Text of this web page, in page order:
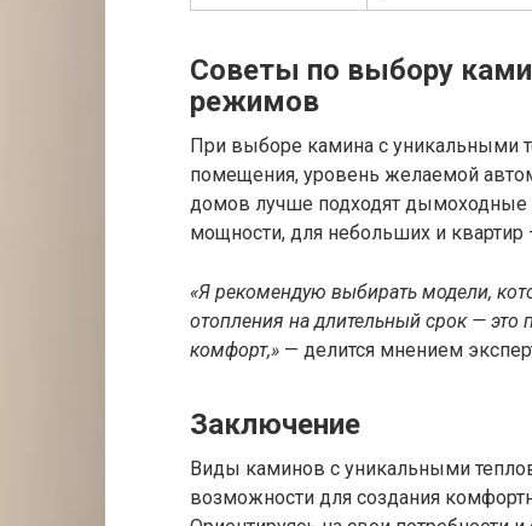
Советы по выбору
режимов
При выборе камина с
помещения, уровень желаемой
домов лучше подходят дымоходные
мощности, для небольших и
«Я рекомендую выбирать модели,
отопления на длительный срок —
комфорт,» — делится мнением
Заключение
Виды каминов с уникальными
возможности для создания